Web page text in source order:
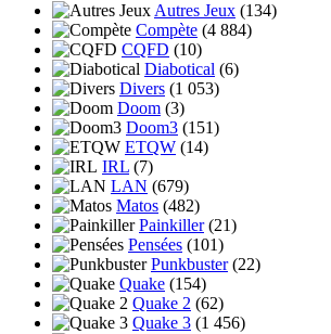
Autres Jeux (134)
Compète (4 884)
CQFD (10)
Diabotical (6)
Divers (1 053)
Doom (3)
Doom3 (151)
ETQW (14)
IRL (7)
LAN (679)
Matos (482)
Painkiller(21)
Pensées (101)
Punkbuster(22)
Quake (154)
Quake 2 (62)
Quake 3 (1 456)